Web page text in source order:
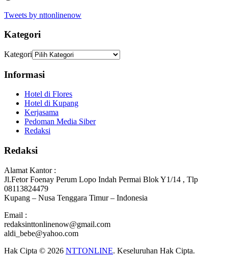
Tweets by nttonlinenow
Kategori
Kategori
Informasi
Hotel di Flores
Hotel di Kupang
Kerjasama
Pedoman Media Siber
Redaksi
Redaksi
Alamat Kantor :
Jl.Fetor Foenay Perum Lopo Indah Permai Blok Y1/14 , Tlp
08113824479
Kupang – Nusa Tenggara Timur – Indonesia
Email :
redaksinttonlinenow@gmail.com
aldi_bebe@yahoo.com
Hak Cipta © 2026 NTTONLINE. Keseluruhan Hak Cipta.